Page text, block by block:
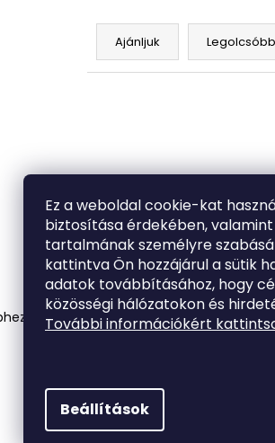
Ez a weboldal cookie-kat
biztosítása érdekében,
tartalmának személyre
kattintva Ön hozzájárul a sütik
adatok továbbításához, hogy
közösségi hálózatokon és
További információkért
Beállítások
T
r
e
r
e
n
d
e
z
e
Ajánljuk
m
k
e
k
l
i
s
á
j
a